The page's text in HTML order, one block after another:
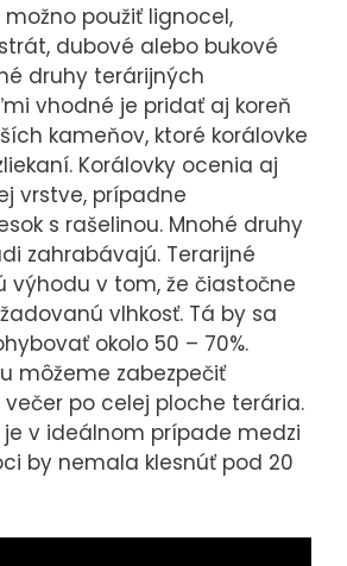
použiť lignocel,
dubové alebo bukové
druhy terárijných
vhodné je pridať aj koreň
kameňov, ktoré korálovke
Korálovky ocenia aj
vrstve, prípadne
s rašelinou. Mnohé druhy
zahrabávajú. Terarijné
výhodu v tom, že čiastočne
vlhkosť. Tá by sa
okolo 50 – 70%.
môžeme zabezpečiť
po celej ploche terária.
v ideálnom prípade medzi
by nemala klesnúť pod 20